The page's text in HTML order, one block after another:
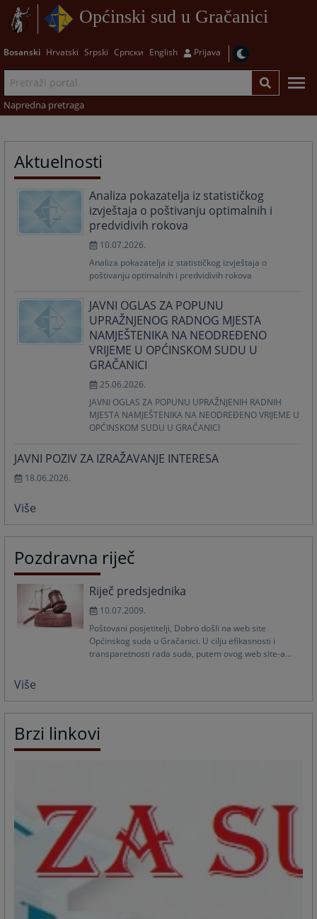
Općinski sud u Gračanici
Bosanski Hrvatski Srpski Српски English Prijava
Napredna pretraga
Aktuelnosti
Analiza pokazatelja iz statističkog
izvještaja o poštivanju optimalnih i
predvidivih rokova
10.07.2026.
Analiza pokazatelja iz statističkog izvještaja o
poštivanju optimalnih i predvidivih rokova
JAVNI OGLAS ZA POPUNU
UPRAŽNJENOG RADNOG MJESTA
NAMJEŠTENIKA NA NEODREĐENO
VRIJEME U OPĆINSKOM SUDU U
GRAČANICI
25.06.2026.
JAVNI OGLAS ZA POPUNU UPRAŽNJENIH RADNIH
MJESTA NAMJEŠTENIKA NA NEODREĐENO VRIJEME U
OPĆINSKOM SUDU U GRAČANICI
JAVNI POZIV ZA IZRAŽAVANJE INTERESA
18.06.2026.
Više
Pozdravna riječ
Riječ predsjednika
10.07.2009.
Poštovani posjetitelji, Dobro došli na web site
Općinskog suda u Gračanici. U cilju efikasnosti i
transparetnosti rada suda, putem ovog web site-a...
Više
Brzi linkovi